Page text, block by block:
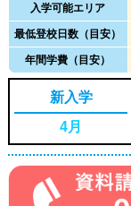
入学可能エリア
最低登校日数（目安）
年間学費（目安）
新入学
4月